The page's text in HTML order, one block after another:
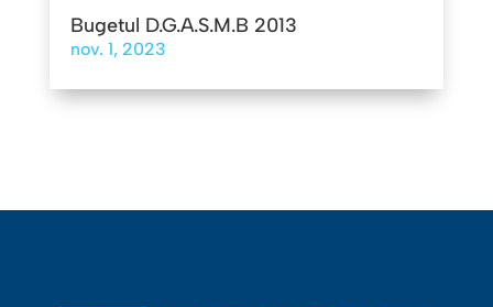
Bugetul D.G.A.S.M.B 2013
nov. 1, 2023